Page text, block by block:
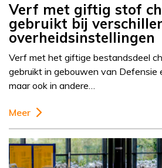
Verf met giftig stof
gebruikt bij
overheidsinstellingen
Verf met het giftige bestandsdeel
gebruikt in gebouwen van Defensie
maar ook in andere…
Meer